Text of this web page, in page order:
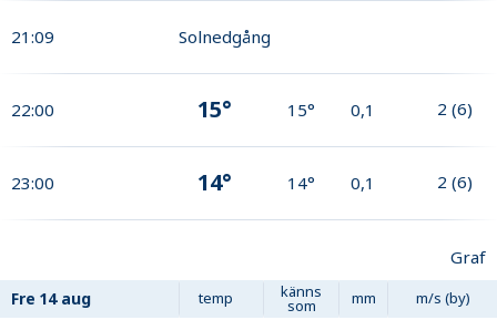
21:09 Solnedgång
22:00 15° 15° 0,1 2 (6)
23:00 14° 14° 0,1 2 (6)
Graf
Fre 14 aug temp känns
som mm m/s (by)